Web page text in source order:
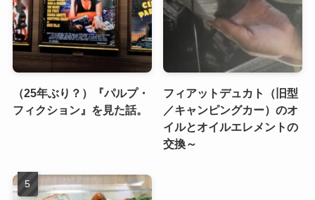
（25年ぶり？）『パルプ・
フィクション』を見た話。
フィアットデュカト（旧型
／キャンピングカー）のオ
イルとオイルエレメントの
交換～